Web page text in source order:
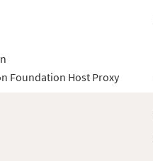
Foundation Host Proxy